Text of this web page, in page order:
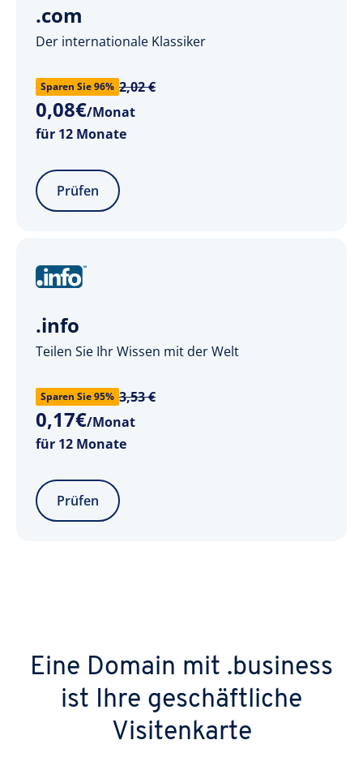
.com
Der internationale Klassiker
Sparen Sie 96% 2,02 €
0,08€/Monat
für 12 Monate
Prüfen
.info
Teilen Sie Ihr Wissen mit der Welt
Sparen Sie 95% 3,53 €
0,17€/Monat
für 12 Monate
Prüfen
Eine Domain mit .business
ist Ihre geschäftliche
Visitenkarte